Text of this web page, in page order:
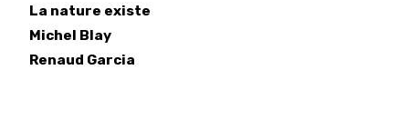
La nature existe
Michel Blay
Renaud Garcia